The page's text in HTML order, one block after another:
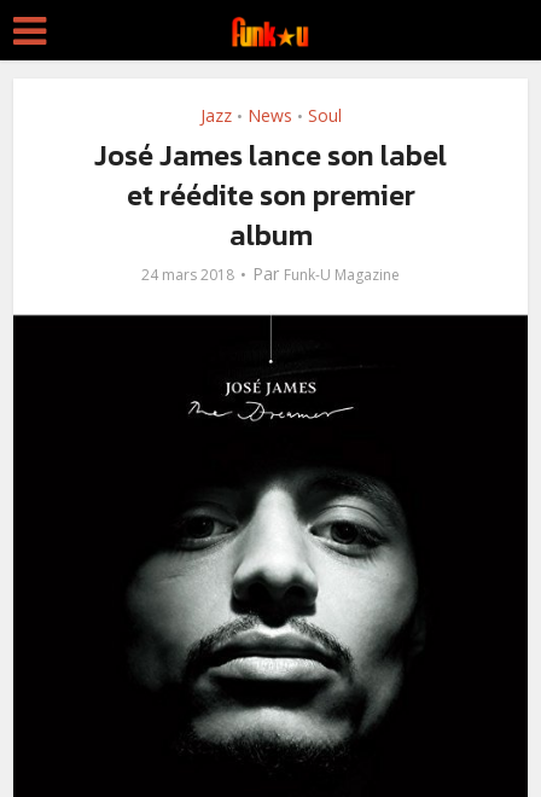
Jazz • News • Soul
José James lance son label
et réédite son premier
album
24 mars 2018 Par Funk-U Magazine